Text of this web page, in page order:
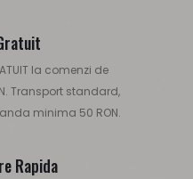
la comenzi de
Transport standard,
minima 50 RON.
Rapida